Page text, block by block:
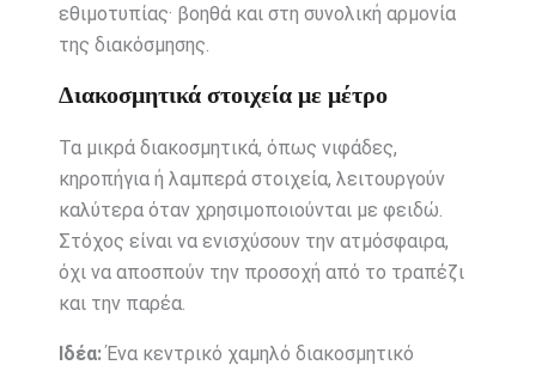
εθιμοτυπίας· βοηθά και στη συνολική αρμονία
της διακόσμησης.
Διακοσμητικά στοιχεία με μέτρο
Τα μικρά διακοσμητικά, όπως νιφάδες,
κηροπήγια ή λαμπερά στοιχεία, λειτουργούν
καλύτερα όταν χρησιμοποιούνται με φειδώ.
Στόχος είναι να ενισχύσουν την ατμόσφαιρα,
όχι να αποσπούν την προσοχή από το τραπέζι
και την παρέα.
Ιδέα:Ένα κεντρικό χαμηλό διακοσμητικό